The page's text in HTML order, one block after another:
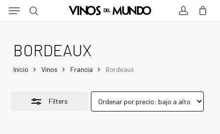
Skip
to
content
search account
Menu
BORDEAUX
Inicio Vinos Francia Bordeaux
Filters
Close
Menu